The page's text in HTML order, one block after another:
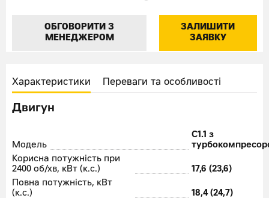
ОБГОВОРИТИ З
МЕНЕДЖЕРОМ
ЗАЛИШИТИ
ЗАЯВКУ
Характеристики Переваги та особливості
Двигун
Модель
C1.1 з
Корисна потужність при
2400 об/хв, кВт (к.с.)
17,6 (23,6)
Повна потужність, кВт
(к.с.)
18,4 (24,7)